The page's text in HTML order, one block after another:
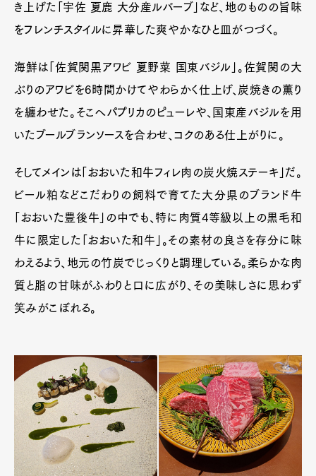
き上げた「宇佐 夏鹿 大分産ルバーブ」など、地のものの旨味
をフレンチスタイルに昇華した爽やかなひと皿がつづく。
海鮮は「佐賀関黒アワビ 夏野菜 国東バジル」。佐賀関の大
ぶりのアワビを6時間かけてやわらかく仕上げ、炭焼きの薫り
を纏わせた。そこへパプリカのピューレや、国東産バジルを用
いたブールブランソースを合わせ、コクのある仕上がりに。
そしてメインは「おおいた和牛フィレ肉の炭火焼ステーキ」だ。
ビール粕などこだわりの飼料で育てた大分県のブランド牛
「おおいた豊後牛」の中でも、特に肉質4等級以上の黒毛和
牛に限定した「おおいた和牛」。その素材の良さを存分に味
わえるよう、地元の竹炭でじっくりと調理している。柔らかな肉
質と脂の甘味がふわりと口に広がり、その美味しさに思わず
笑みがこぼれる。